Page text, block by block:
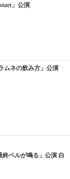
」公演
ムネの飲み方」公演
ベルが鳴る」公演 白